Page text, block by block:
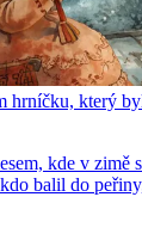
hrníčku, který
kde v zimě
balil do